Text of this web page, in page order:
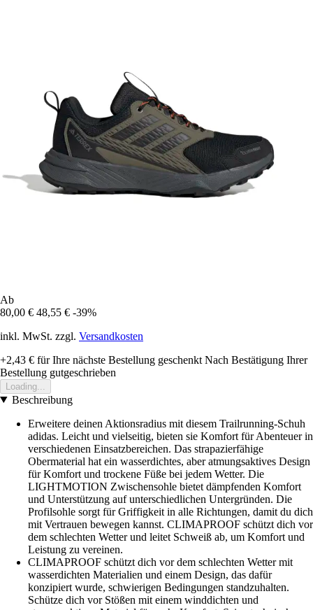
Ab
80,00 € 48,55 € -39%
inkl. MwSt. zzgl. Versandkosten
+2,43 € für Ihre nächste Bestellung geschenkt Nach Bestätigung Ihrer
Bestellung gutgeschrieben
Loading...
Beschreibung
Erweitere deinen Aktionsradius mit diesem Trailrunning-Schuh
adidas. Leicht und vielseitig, bieten sie Komfort für Abenteuer in
verschiedenen Einsatzbereichen. Das strapazierfähige
Obermaterial hat ein wasserdichtes, aber atmungsaktives Design
für Komfort und trockene Füße bei jedem Wetter. Die
LIGHTMOTION Zwischensohle bietet dämpfenden Komfort
und Unterstützung auf unterschiedlichen Untergründen. Die
Profilsohle sorgt für Griffigkeit in alle Richtungen, damit du dich
mit Vertrauen bewegen kannst. CLIMAPROOF schützt dich vor
dem schlechten Wetter und leitet Schweiß ab, um Komfort und
Leistung zu vereinen.
CLIMAPROOF schützt dich vor dem schlechten Wetter mit
wasserdichten Materialien und einem Design, das dafür
konzipiert wurde, schwierigen Bedingungen standzuhalten.
Schütze dich vor Stößen mit einem winddichten und